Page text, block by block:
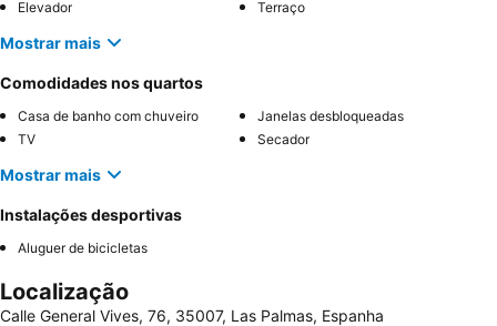
Elevador Terraço
Mostrar mais
Comodidades nos quartos
Casa de banho com chuveiro
Janelas desbloqueadas
TV
Secador
Mostrar mais
Instalações desportivas
Aluguer de bicicletas
Localização
Calle General Vives, 76, 35007, Las Palmas, Espanha